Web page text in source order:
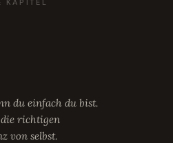
du einfach du bist.
richtigen
von selbst.